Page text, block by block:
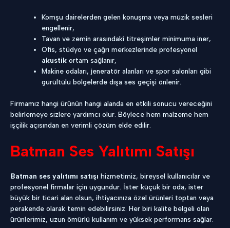
Komşu dairelerden gelen konuşma veya müzik sesleri
engellenir,
Tavan ve zemin arasındaki titreşimler minimuma iner,
Ofis, stüdyo ve çağrı merkezlerinde profesyonel
akustik ortam sağlanır,
Makine odaları, jeneratör alanları ve spor salonları gibi
gürültülü bölgelerde dışa ses geçişi önlenir.
Firmamız hangi ürünün hangi alanda en etkili sonucu vereceğini
belirlemeye sizlere yardımcı olur. Böylece hem malzeme hem
işçilik açısından en verimli çözüm elde edilir.
Batman Ses Yalıtımı Satışı
Batman ses yalıtımı satışı hizmetimiz, bireysel kullanıcılar ve
profesyonel firmalar için uygundur. İster küçük bir oda, ister
büyük bir ticari alan olsun, ihtiyacınıza özel ürünleri toptan veya
perakende olarak temin edebilirsiniz. Her biri kalite belgeli olan
ürünlerimiz, uzun ömürlü kullanım ve yüksek performans sağlar.